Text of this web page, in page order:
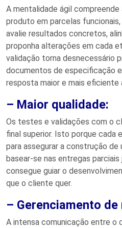
A mentalidade ágil
produto em parcelas
avalie resultados concretos,
proponha alterações em cada
validação torna desnecessário
documentos de especificação
resposta maior e mais eficiente
– Maior qualidade:
Os testes e validações com o
final superior. Isto porque cada
para assegurar a construção de
basear-se nas entregas
consegue guiar o
que o cliente quer.
– Gerenciamento de
A intensa comunicação entre o